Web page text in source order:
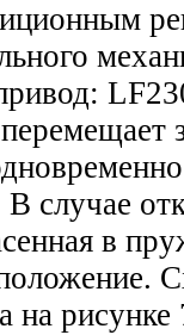
случае
в
на рисунке